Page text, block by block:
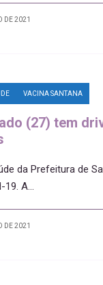
DE 2021
VACINA SANTANA
(27) tem
da Prefeitura de
19. A...
DE 2021